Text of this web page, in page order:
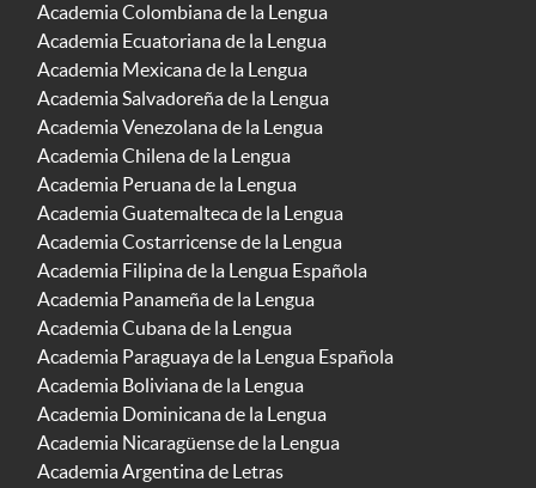
Academia Colombiana de la Lengua
Academia Ecuatoriana de la Lengua
Academia Mexicana de la Lengua
Academia Salvadoreña de la Lengua
Academia Venezolana de la Lengua
Academia Chilena de la Lengua
Academia Peruana de la Lengua
Academia Guatemalteca de la Lengua
Academia Costarricense de la Lengua
Academia Filipina de la Lengua Española
Academia Panameña de la Lengua
Academia Cubana de la Lengua
Academia Paraguaya de la Lengua Española
Academia Boliviana de la Lengua
Academia Dominicana de la Lengua
Academia Nicaragüense de la Lengua
Academia Argentina de Letras